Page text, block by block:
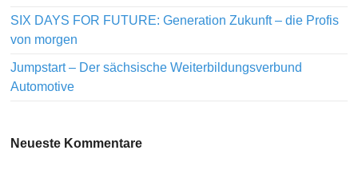
SIX DAYS FOR FUTURE: Generation Zukunft – die Profis
von morgen
Jumpstart – Der sächsische Weiterbildungsverbund
Automotive
Neueste Kommentare